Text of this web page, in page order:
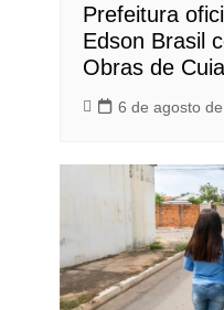
Prefeitura
Edson Brasil
Obras de
6 de agosto